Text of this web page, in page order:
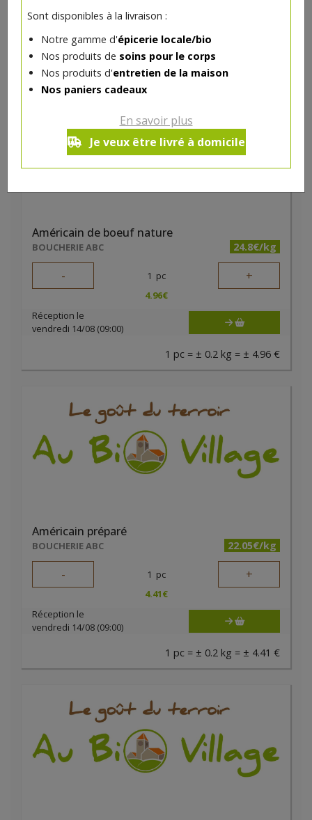
Sont disponibles à la livraison :
Notre gamme d'épicerie locale/bio
Nos produits de soins pour le corps
Nos produits d'entretien de la maison
Nos paniers cadeaux
En savoir plus
Je veux être livré à domicile
DANS LA MÊME CATÉGORIE ...
Américain de boeuf nature
BOUCHERIE ABC 24.8€/kg
- 1 pc +
4.96€
Réception le
vendredi 14/08 (09:00)
1 pc = ± 0.2 kg = ± 4.96 €
Américain préparé
BOUCHERIE ABC 22.05€/kg
- 1 pc +
4.41€
Réception le
vendredi 14/08 (09:00)
1 pc = ± 0.2 kg = ± 4.41 €